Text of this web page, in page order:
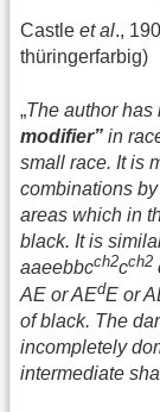
Castle et al.,
thüringerfarbig)
„The author has
modifier” in
small race. It is
combinations
areas which in
black. It is
aaeebbcch2cch2
AE or AEdE or
of black. The
incompletely
intermediate